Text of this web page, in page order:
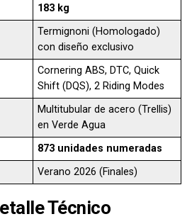
183 kg
Termignoni (Homologado)
con diseño exclusivo
Cornering ABS, DTC, Quick
Shift (DQS), 2 Riding Modes
Multitubular de acero (Trellis)
en Verde Agua
873 unidades numeradas
Verano 2026 (Finales)
Técnico